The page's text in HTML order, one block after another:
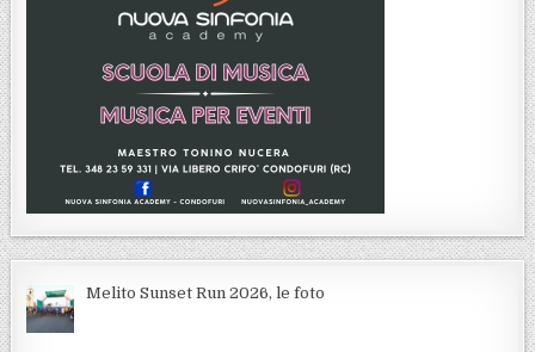
Melito Sunset Run 2026, le foto